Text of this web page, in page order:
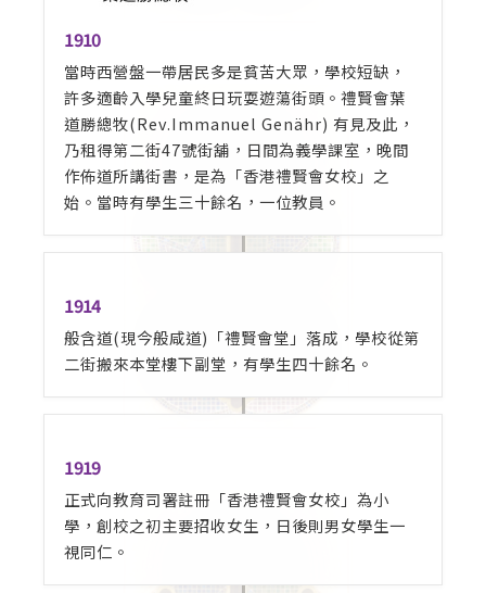
1910
當時西營盤一帶居民多是貧苦大眾，學校短缺，
許多適齡入學兒童終日玩耍遊蕩街頭。禮賢會葉
道勝總牧(Rev.Immanuel Genähr) 有見及此，
乃租得第二街47號街舖，日間為義學課室，晚間
作佈道所講街書，是為「香港禮賢會女校」之
始。當時有學生三十餘名，一位教員。
1914
般含道(現今般咸道)「禮賢會堂」落成，學校從第
二街搬來本堂樓下副堂，有學生四十餘名。
1919
正式向教育司署註冊「香港禮賢會女校」為小
學，創校之初主要招收女生，日後則男女學生一
視同仁。